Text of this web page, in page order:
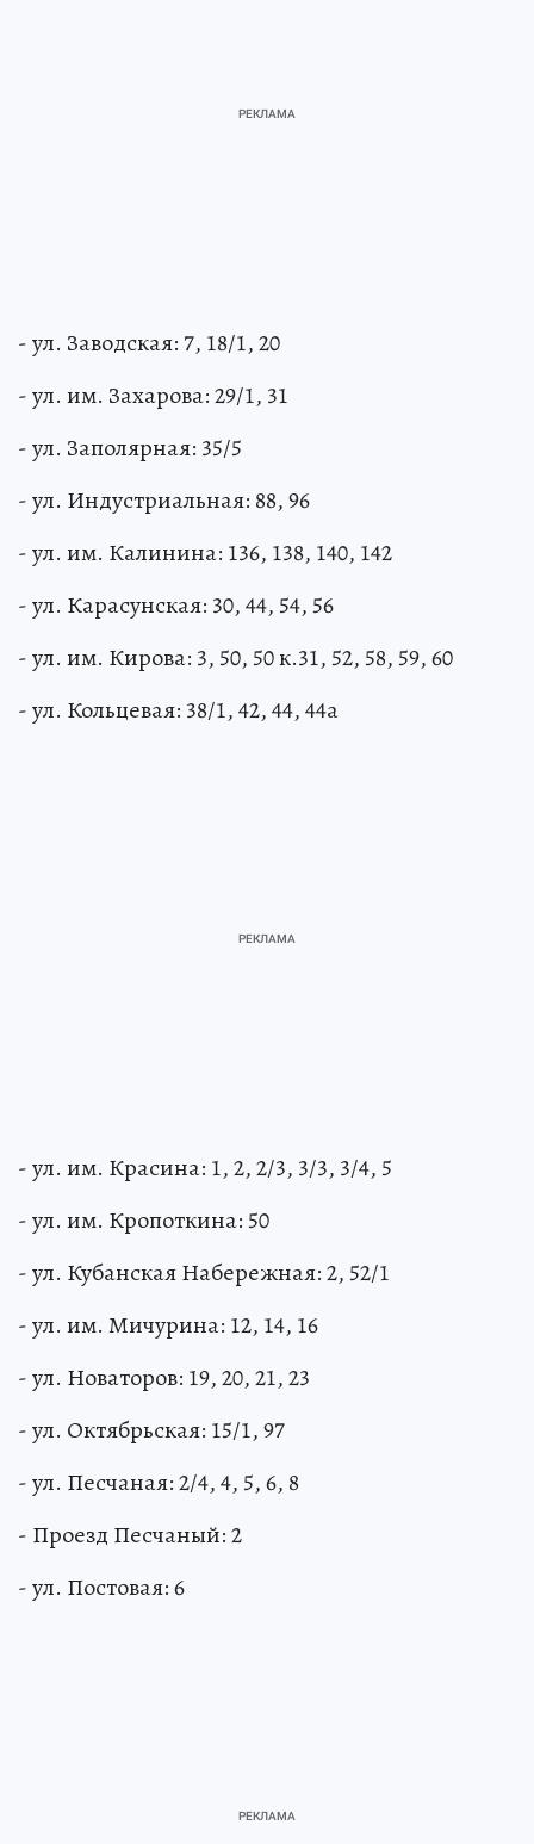
- ул. Заводская: 7, 18/1, 20
- ул. им. Захарова: 29/1, 31
- ул. Заполярная: 35/5
- ул. Индустриальная: 88, 96
- ул. им. Калинина: 136, 138, 140, 142
- ул. Карасунская: 30, 44, 54, 56
- ул. им. Кирова: 3, 50, 50 к.31, 52, 58, 59, 60
- ул. Кольцевая: 38/1, 42, 44, 44а
- ул. им. Красина: 1, 2, 2/3, 3/3, 3/4, 5
- ул. им. Кропоткина: 50
- ул. Кубанская Набережная: 2, 52/1
- ул. им. Мичурина: 12, 14, 16
- ул. Новаторов: 19, 20, 21, 23
- ул. Октябрьская: 15/1, 97
- ул. Песчаная: 2/4, 4, 5, 6, 8
- Проезд Песчаный: 2
- ул. Постовая: 6